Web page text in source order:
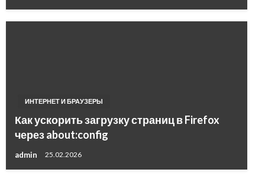
ИНТЕРНЕТ И БРАУЗЕРЫ
Как ускорить загрузку страниц в Firefox
через about:config
admin 25.02.2026